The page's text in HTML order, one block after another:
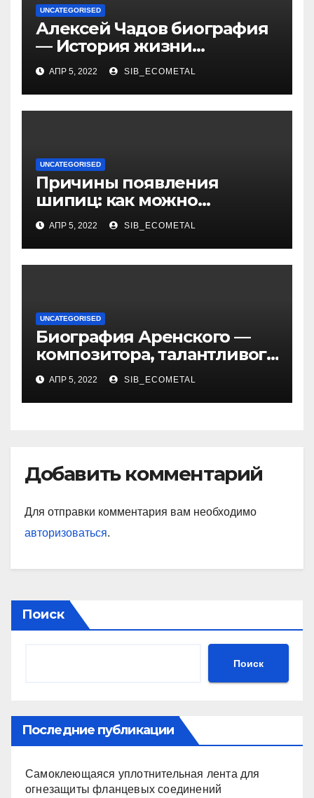
UNCATEGORISED
Алексей Чадов биография
— История жизни
российского актера
АПР 5, 2022 SIB_ECOMETAL
UNCATEGORISED
Причины появления
шипиц: как можно
заразиться вирусом
АПР 5, 2022 SIB_ECOMETAL
UNCATEGORISED
Биография Аренского —
композитора, талантливого
музыканта и педагога
АПР 5, 2022 SIB_ECOMETAL
Добавить комментарий
Для отправки комментария вам необходимо
авторизоваться.
Поиск
Поиск
Последние публикации
Самоклеющаяся уплотнительная лента для
огнезащиты фланцевых соединений